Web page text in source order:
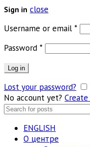
Sign in close
Username or email *
Password *Обязательно
Log in
Lost your password?
No account yet?
Search
ENGLISH
О центре